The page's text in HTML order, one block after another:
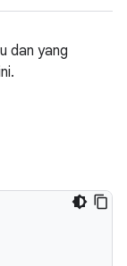
dan yang